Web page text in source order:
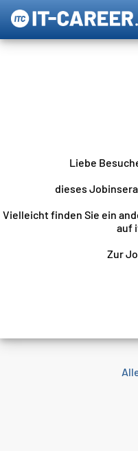
Liebe
dieses
Vielleicht finden Sie ein
auf
Zur